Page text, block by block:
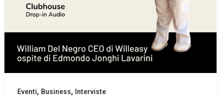
Eventi, Business, Interviste